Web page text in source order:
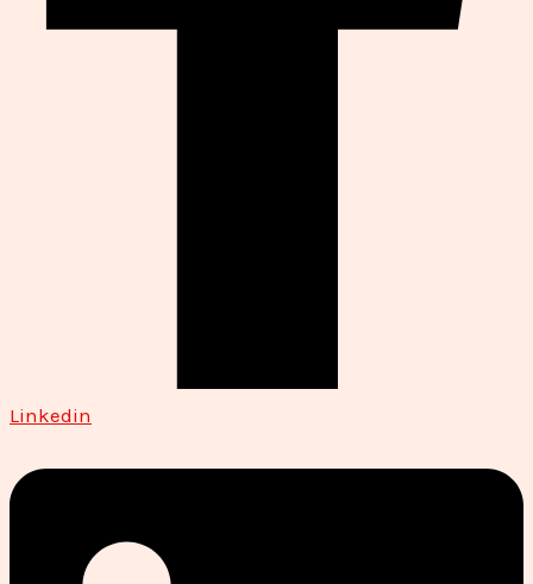
Linkedin